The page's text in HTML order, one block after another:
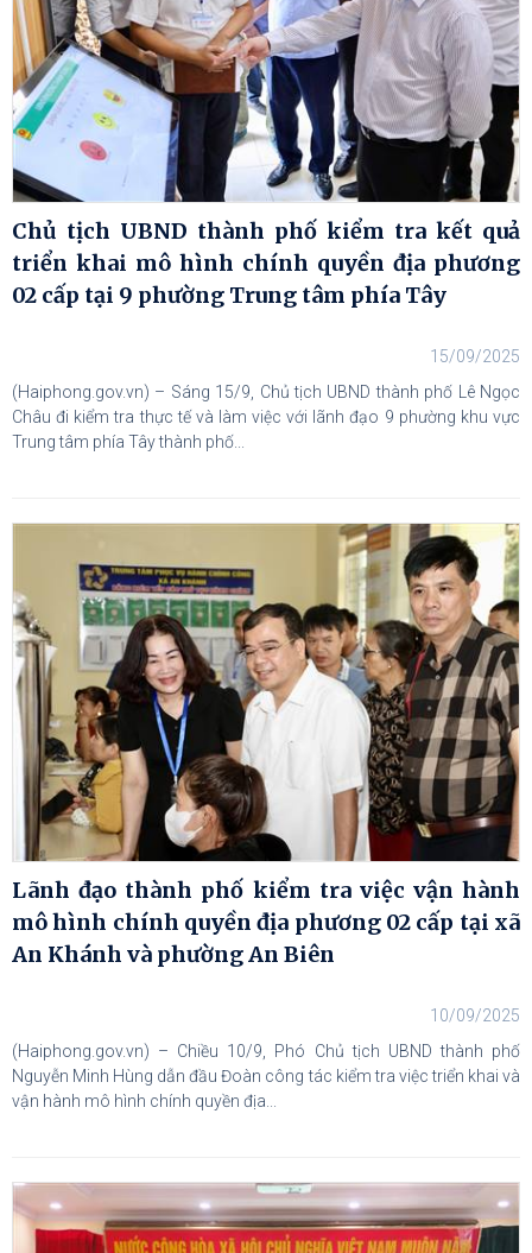
Chủ tịch UBND thành phố kiểm tra kết quả
triển khai mô hình chính quyền địa phương
02 cấp tại 9 phường Trung tâm phía Tây
15/09/2025
(Haiphong.gov.vn) – Sáng 15/9, Chủ tịch UBND thành phố Lê Ngọc
Châu đi kiểm tra thực tế và làm việc với lãnh đạo 9 phường khu vực
Trung tâm phía Tây thành phố...
Lãnh đạo thành phố kiểm tra việc vận hành
mô hình chính quyền địa phương 02 cấp tại xã
An Khánh và phường An Biên
10/09/2025
(Haiphong.gov.vn) – Chiều 10/9, Phó Chủ tịch UBND thành phố
Nguyễn Minh Hùng dẫn đầu Đoàn công tác kiểm tra việc triển khai và
vận hành mô hình chính quyền địa...